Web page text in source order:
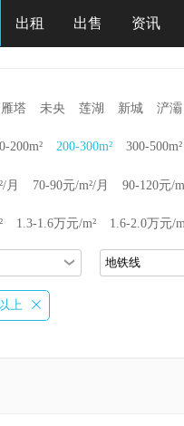
出租 出售 资讯
雁塔 未央 莲湖 新城 浐灞
200m² 200-300m² 300-500m²
月 70-90元/m²/月 90-120元/
1.3-1.6万元/m² 1.6-2.0万元/
上